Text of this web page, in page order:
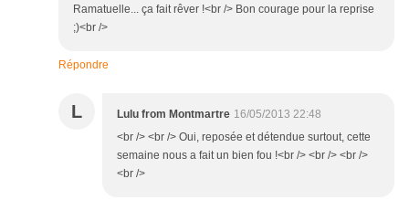
Ramatuelle... ça fait rêver !<br /> Bon courage pour la reprise
;)<br />
Répondre
L Lulu from Montmartre 16/05/2013 22:48
<br /> <br /> Oui, reposée et détendue surtout, cette
semaine nous a fait un bien fou !<br /> <br /> <br />
<br />